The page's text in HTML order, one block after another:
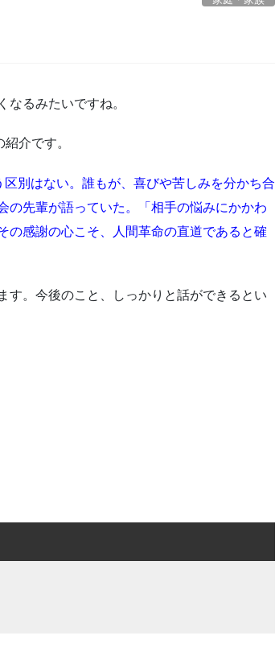
るみたいですね。
介です。
別はない。誰もが、喜びや苦しみを分かち合
の先輩が語っていた。「相手の悩みにかかわ
の感謝の心こそ、人間革命の直道であると確
す。今後のこと、しっかりと話ができるとい